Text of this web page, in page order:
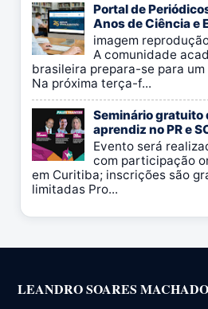
Portal de
Anos de Ciência e
imagem
A comunidade
brasileira prepara-se para
Na próxima terça-f...
Seminário gratuito
aprendiz no PR e
Evento será
com participação
em Curitiba; inscrições são
limitadas Pro...
LEANDRO SOARES MACHADO